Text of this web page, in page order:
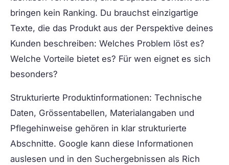
bringen kein Ranking. Du brauchst einzigartige
Texte, die das Produkt aus der Perspektive deines
Kunden beschreiben: Welches Problem löst es?
Welche Vorteile bietet es? Für wen eignet es sich
besonders?
Strukturierte Produktinformationen: Technische
Daten, Grössentabellen, Materialangaben und
Pflegehinweise gehören in klar strukturierte
Abschnitte. Google kann diese Informationen
auslesen und in den Suchergebnissen als Rich